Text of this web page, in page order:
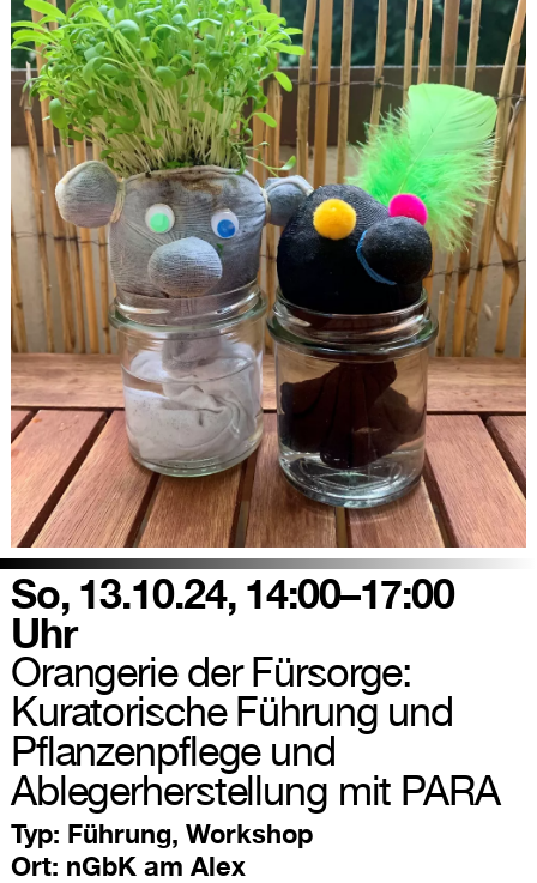
So, 13.10.24, 14:00–17:00
Uhr
Orangerie der Fürsorge:
Kuratorische Führung und
Pflanzenpflege und
Ablegerherstellung mit PARA
Typ: Führung, Workshop
Ort: nGbK am Alex